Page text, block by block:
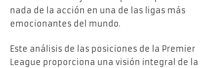
nada de la acción en una de las ligas más
emocionantes del mundo.
Este análisis de las posiciones de la Premier
League proporciona una visión integral de la